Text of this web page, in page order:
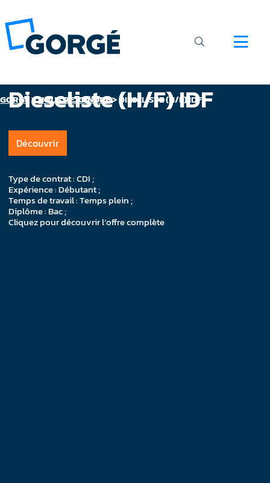
GORGÉ>NOUS REJOINDRE>DIESELISTE (H/F) IDF
Dieseliste (H/F) IDF
Découvrir
Type de contrat : CDI ;
Expérience : Débutant ;
Temps de travail : Temps plein ;
Diplôme : Bac ;
Cliquez pour découvrir l’offre complète